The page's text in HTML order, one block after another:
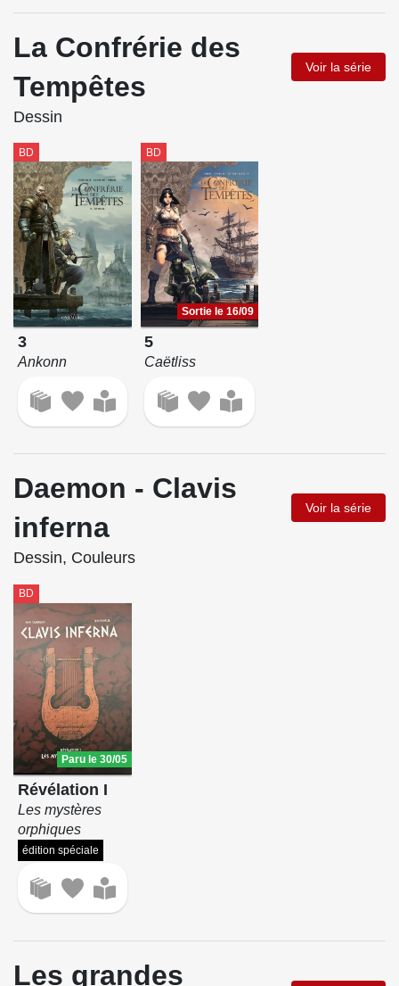
La Confrérie des
Tempêtes
Voir la série
Dessin
BD
3
Ankonn
BD
Sortie le 16/09
5
Caëtliss
Daemon - Clavis
inferna
Voir la série
Dessin, Couleurs
BD
Paru le 30/05
Révélation I
Les mystères
orphiques
édition spéciale
Les grandes